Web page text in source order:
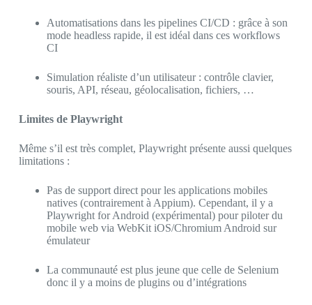
Automatisations dans les pipelines CI/CD : grâce à son
mode headless rapide, il est idéal dans ces workflows
CI
Simulation réaliste d’un utilisateur : contrôle clavier,
souris, API, réseau, géolocalisation, fichiers, …
Limites de Playwright
Même s’il est très complet, Playwright présente aussi quelques
limitations :
Pas de support direct pour les applications mobiles
natives (contrairement à Appium). Cependant, il y a
Playwright for Android (expérimental) pour piloter du
mobile web via WebKit iOS/Chromium Android sur
émulateur
La communauté est plus jeune que celle de Selenium
donc il y a moins de plugins ou d’intégrations